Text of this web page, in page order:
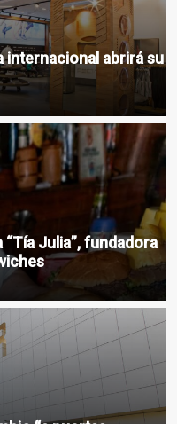
internacional abrirá su
Julia”, fundadora